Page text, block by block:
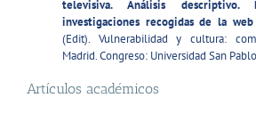
televisiva. Análisis
investigaciones recogidas de la
(Edit). Vulnerabilidad y cultura:
Madrid. Congreso: Universidad San
Artículos académicos